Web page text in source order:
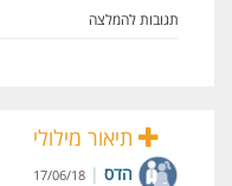
תגובות להמלצה
תיאור מילולי
הדס |
17/06/18